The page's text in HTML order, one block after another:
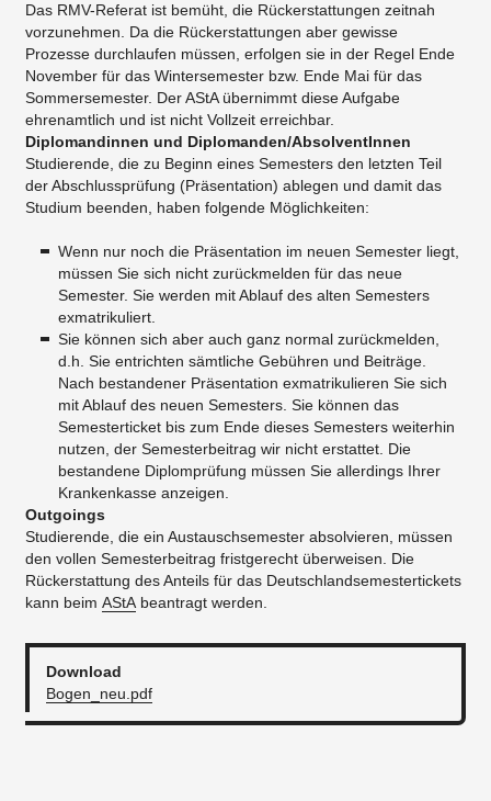
Das RMV-Referat ist bemüht, die Rückerstattungen zeitnah
vorzunehmen. Da die Rückerstattungen aber gewisse
Prozesse durchlaufen müssen, erfolgen sie in der Regel Ende
November für das Wintersemester bzw. Ende Mai für das
Sommersemester. Der AStA übernimmt diese Aufgabe
ehrenamtlich und ist nicht Vollzeit erreichbar.
Diplomandinnen und Diplomanden/AbsolventInnen
Studierende, die zu Beginn eines Semesters den letzten Teil
der Abschlussprüfung (Präsentation) ablegen und damit das
Studium beenden, haben folgende Möglichkeiten:
Wenn nur noch die Präsentation im neuen Semester liegt,
müssen Sie sich nicht zurückmelden für das neue
Semester. Sie werden mit Ablauf des alten Semesters
exmatrikuliert.
Sie können sich aber auch ganz normal zurückmelden,
d.h. Sie entrichten sämtliche Gebühren und Beiträge.
Nach bestandener Präsentation exmatrikulieren Sie sich
mit Ablauf des neuen Semesters. Sie können das
Semesterticket bis zum Ende dieses Semesters weiterhin
nutzen, der Semesterbeitrag wir nicht erstattet. Die
bestandene Diplomprüfung müssen Sie allerdings Ihrer
Krankenkasse anzeigen.
Outgoings
Studierende, die ein Austauschsemester absolvieren, müssen
den vollen Semesterbeitrag fristgerecht überweisen. Die
Rückerstattung des Anteils für das Deutschlandsemestertickets
kann beim AStA beantragt werden.
Download
Bogen_neu.pdf